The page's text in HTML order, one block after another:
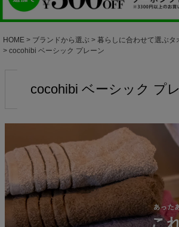
HOME ブランドから選ぶ
暮らしに合わせて選ぶタ
cocohibi ベーシック プレーン
cocohibi ベーシック プ